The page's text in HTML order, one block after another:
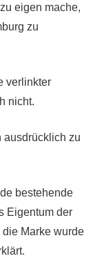
eigen mache,
zu
verlinkter
nicht.
ausdrücklich zu
bestehende
Eigentum der
Marke wurde